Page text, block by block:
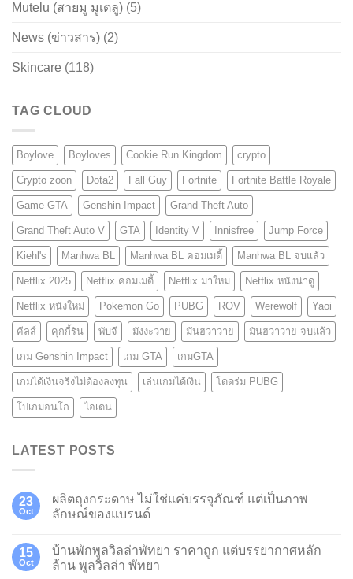
Mutelu (สายมู มูเตลู) (5)
News (ข่าวสาร) (2)
Skincare (118)
TAG CLOUD
Boylove Boyloves Cookie Run Kingdom crypto
Crypto zoon Dota2 Fall Guy Fortnite Fortnite Battle Royale
Game GTA Genshin Impact Grand Theft Auto
Grand Theft Auto V GTA Identity V Innisfree Jump Force
Kiehl's Manhwa BL Manhwa BL คอมเมดี้ Manhwa BL จบแล้ว
Netflix 2025 Netflix คอมเมดี้ Netflix มาใหม่ Netflix หนังน่าดู
Netflix หนังใหม่ Pokemon Go PUBG ROV Werewolf Yaoi
คีลส์ คุกกี้รัน พับจี มังงะวาย มันฮวาวาย มันฮวาวาย จบแล้ว
เกม Genshin Impact เกม GTA เกมGTA
เกมได้เงินจริงไม่ต้องลงทุน เล่นเกมได้เงิน โดดร่ม PUBG
โปเกม่อนโก ไอเดน
LATEST POSTS
23
Oct
ผลิตถุงกระดาษ ไม่ใช่แค่บรรจุภัณฑ์ แต่เป็นภาพ
ลักษณ์ของแบรนด์
15
Oct
บ้านพักพูลวิลล่าพัทยา ราคาถูก แต่บรรยากาศหลัก
ล้าน พูลวิลล่า พัทยา